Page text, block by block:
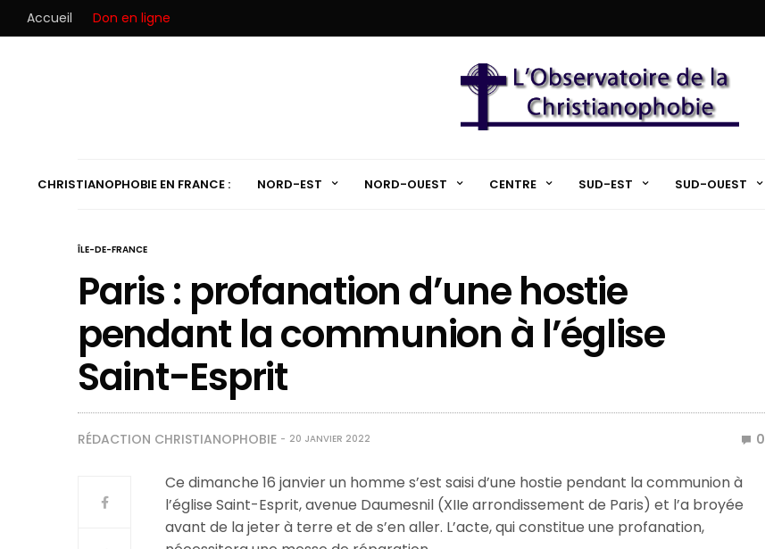
Accueil Don en ligne
CHRISTIANOPHOBIE EN FRANCE : NORD-EST NORD-OUEST CENTRE SUD-EST SUD-OUEST
ÎLE-DE-FRANCE
Paris : profanation d’une hostie
pendant la communion à l’église
Saint-Esprit
RÉDACTION CHRISTIANOPHOBIE 20 JANVIER 2022 0
Ce dimanche 16 janvier un homme s’est saisi d’une hostie pendant la communion à
l’église Saint-Esprit, avenue Daumesnil (XIIe arrondissement de Paris) et l’a broyée
avant de la jeter à terre et de s’en aller. L’acte, qui constitue une profanation,